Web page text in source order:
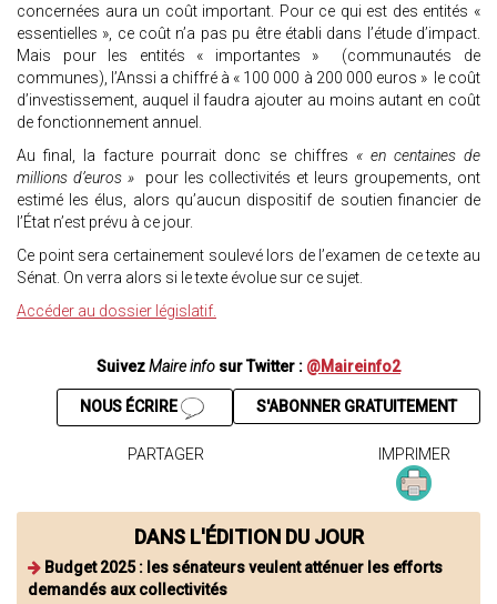
concernées aura un coût important. Pour ce qui est des entités «
essentielles », ce coût n’a pas pu être établi dans l’étude d’impact.
Mais pour les entités « importantes » (communautés de
communes), l’Anssi a chiffré à « 100 000 à 200 000 euros » le coût
d’investissement, auquel il faudra ajouter au moins autant en coût
de fonctionnement annuel.
Au final, la facture pourrait donc se chiffres « en centaines de
millions d’euros »
pour les collectivités et leurs groupements, ont
estimé les élus, alors qu’aucun dispositif de soutien financier de
l’État n’est prévu à ce jour.
Ce point sera certainement soulevé lors de l’examen de ce texte au
Sénat. On verra alors si le texte évolue sur ce sujet.
Accéder au dossier législatif.
SuivezMaire info sur Twitter : @Maireinfo2
S'ABONNER GRATUITEMENT
NOUS ÉCRIRE
PARTAGER IMPRIMER
DANS L'ÉDITION DU JOUR
Budget 2025 : les sénateurs veulent atténuer les efforts
demandés aux collectivités